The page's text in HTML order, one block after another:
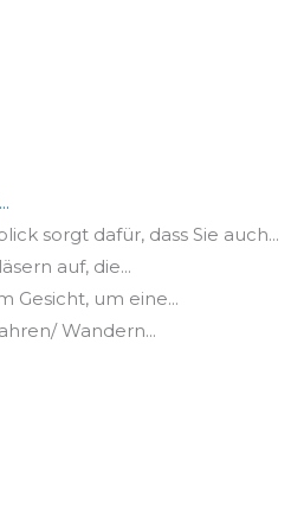
sorgt dafür, dass Sie auch...
auf, die...
Gesicht, um eine...
Wandern...